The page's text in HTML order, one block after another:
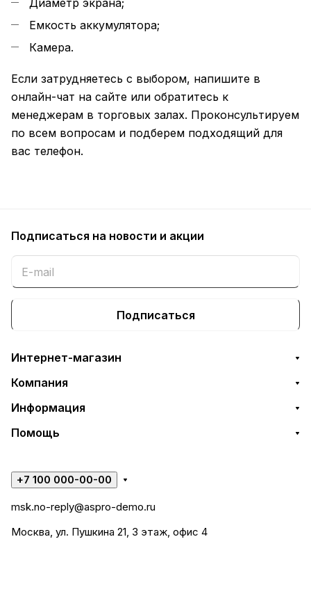
Диаметр экрана;
Емкость аккумулятора;
Камера.
Если затрудняетесь с выбором, напишите в
онлайн-чат на сайте или обратитесь к
менеджерам в торговых залах. Проконсультируем
по всем вопросам и подберем подходящий для
вас телефон.
Подписаться на новости и акции
Подписаться
Интернет-магазин
Компания
Информация
Помощь
+7 100 000-00-00
msk.no-reply@aspro-demo.ru
Москва, ул. Пушкина 21, 3 этаж, офис 4